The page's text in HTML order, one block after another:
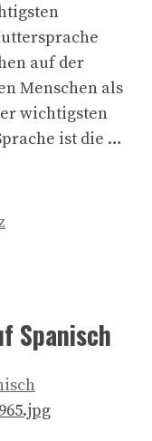
auf der
Menschen als
wichtigsten
ist die …
Spanisch